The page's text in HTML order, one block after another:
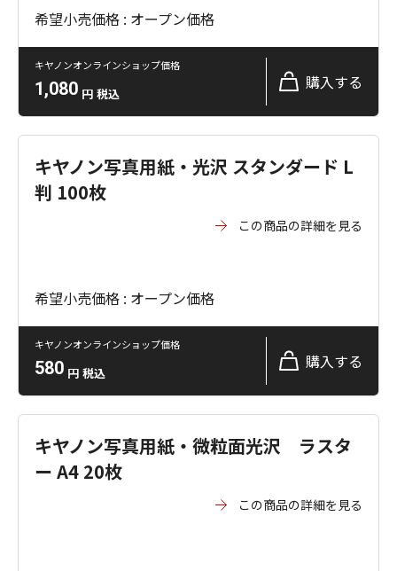
希望小売価格 : オープン価格
キヤノンオンラインショップ価格
1,080 円 税込
購入する
キヤノン写真用紙・光沢 スタンダード L
判 100枚
この商品の詳細を見る
希望小売価格 : オープン価格
キヤノンオンラインショップ価格
580 円 税込
購入する
キヤノン写真用紙・微粒面光沢 ラスタ
ー A4 20枚
この商品の詳細を見る